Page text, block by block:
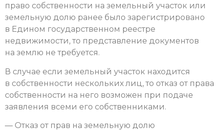
право собственности на земельный участок или
земельную долю ранее было зарегистрировано
в Едином государственном реестре
недвижимости, то представление документов
на землю не требуется.
В случае если земельный участок находится
в собственности нескольких лиц, то отказ от права
собственности на него возможен при подаче
заявления всеми его собственниками.
— Отказ от прав на земельную долю